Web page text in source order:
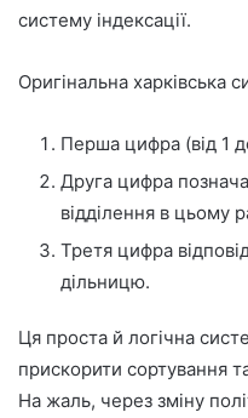
систему індексації.
Оригінальна харківська
Перша цифра (від 1
Друга цифра
відділення в цьому
Третя цифра
дільницю.
Ця проста й логічна
прискорити сортування
На жаль, через зміну